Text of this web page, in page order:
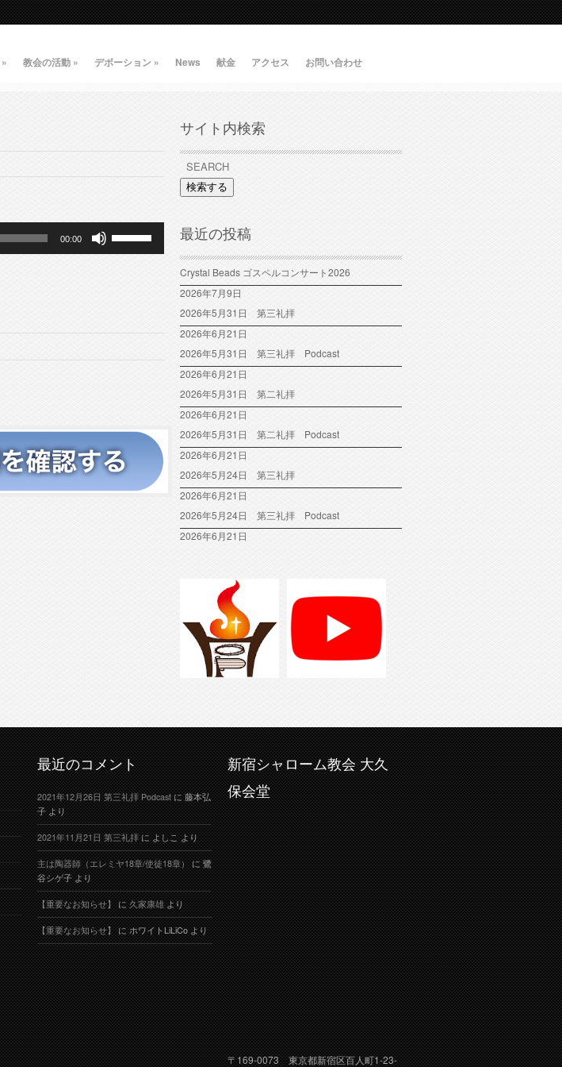
» 教会の活動 » デボーション » News 献金 アクセス お問い合わせ
00:00
節
キ
ー
を
サイト内検索
検索する
最近の投稿
Crystal Beads ゴスペルコンサート2026
2026年7月9日
2026年5月31日 第三礼拝
2026年6月21日
2026年5月31日 第三礼拝 Podcast
2026年6月21日
2026年5月31日 第二礼拝
2026年6月21日
2026年5月31日 第二礼拝 Podcast
2026年6月21日
2026年5月24日 第三礼拝
2026年6月21日
2026年5月24日 第三礼拝 Podcast
2026年6月21日
最近のコメント
2021年12月26日 第三礼拝 Podcastに藤本弘
子より
2021年11月21日 第三礼拝によしこより
主は陶器師（エレミヤ18章/使徒18章）に鷺
谷シゲ子より
【重要なお知らせ】に久家康雄より
【重要なお知らせ】にホワイトLiLiCoより
新宿シャローム教会 大久
保会堂
〒169-0073 東京都新宿区百人町1-23-